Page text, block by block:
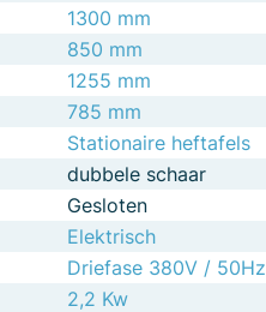
1300 mm
850 mm
1255 mm
785 mm
Stationaire heftafels
dubbele schaar
Gesloten
Elektrisch
Driefase 380V / 50Hz
2,2 Kw